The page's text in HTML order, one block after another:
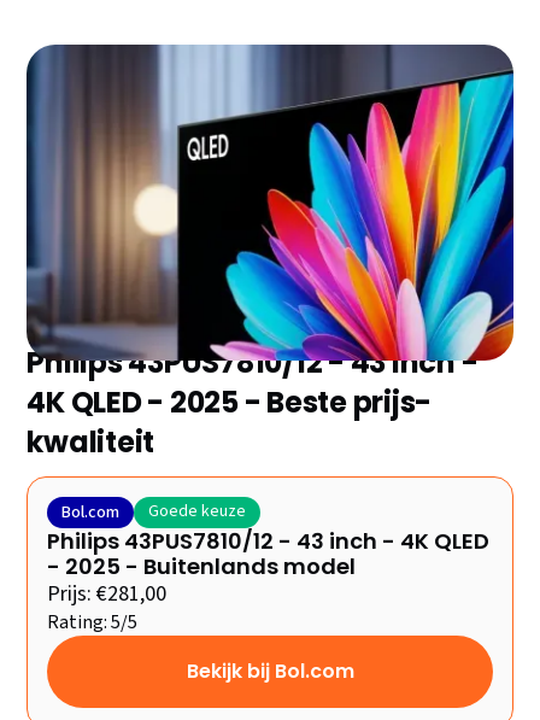
Zoek je de beste televisie qled zonder eindeloos te
vergelijken? Wij hebben de 10 topmodellen van 2026
voor je geselecteerd en de belangrijkste plus- en
minpunten op een rij gezet. Ontdek snel welke het
beste bij jou past!
Philips 43PUS7810/12 - 43 inch -
4K QLED - 2025 - Beste prijs-
kwaliteit
Bol.com Goede keuze
Philips 43PUS7810/12 - 43 inch - 4K QLED
- 2025 - Buitenlands model
Prijs: €281,00
Rating: 5/5
Bekijk bij Bol.com